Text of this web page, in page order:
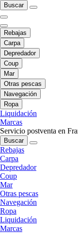
Buscar
Rebajas
Carpa
Depredador
Coup
Mar
Otras pescas
Navegación
Ropa
Liquidación
Marcas
Servicio postventa en
Buscar
Rebajas
Carpa
Depredador
Coup
Mar
Otras pescas
Navegación
Ropa
Liquidación
Marcas